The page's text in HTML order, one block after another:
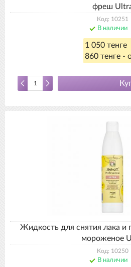
фреш
Код: 10251
В наличии
1 050 тенге
860 тенге -
Жидкость для снятия лака и
мороженое
Код: 10250
В наличии